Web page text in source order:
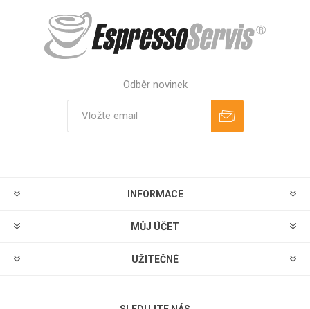
Odběr novinek
INFORMACE
MŮJ ÚČET
UŽITEČNÉ